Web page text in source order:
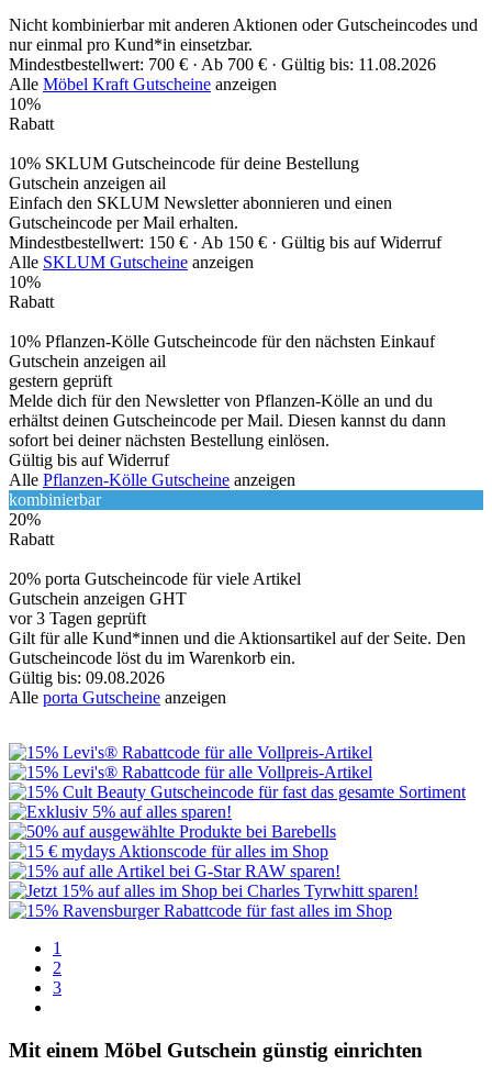
Nicht kombinierbar mit anderen Aktionen oder Gutscheincodes und
nur einmal pro Kund*in einsetzbar.
Mindestbestellwert: 700 € · Ab 700 € · Gültig bis: 11.08.2026
Alle Möbel Kraft Gutscheine anzeigen
10%
Rabatt
10% SKLUM Gutscheincode für deine Bestellung
Gutschein anzeigen ail
Einfach den SKLUM Newsletter abonnieren und einen
Gutscheincode per Mail erhalten.
Mindestbestellwert: 150 € · Ab 150 € · Gültig bis auf Widerruf
Alle SKLUM Gutscheine anzeigen
10%
Rabatt
10% Pflanzen-Kölle Gutscheincode für den nächsten Einkauf
Gutschein anzeigen ail
gestern geprüft
Melde dich für den Newsletter von Pflanzen-Kölle an und du
erhältst deinen Gutscheincode per Mail. Diesen kannst du dann
sofort bei deiner nächsten Bestellung einlösen.
Gültig bis auf Widerruf
Alle Pflanzen-Kölle Gutscheine anzeigen
kombinierbar
20%
Rabatt
20% porta Gutscheincode für viele Artikel
Gutschein anzeigen GHT
vor 3 Tagen geprüft
Gilt für alle Kund*innen und die Aktionsartikel auf der Seite. Den
Gutscheincode löst du im Warenkorb ein.
Gültig bis: 09.08.2026
Alle porta Gutscheine anzeigen
1
2
3
Mit einem Möbel Gutschein günstig einrichten